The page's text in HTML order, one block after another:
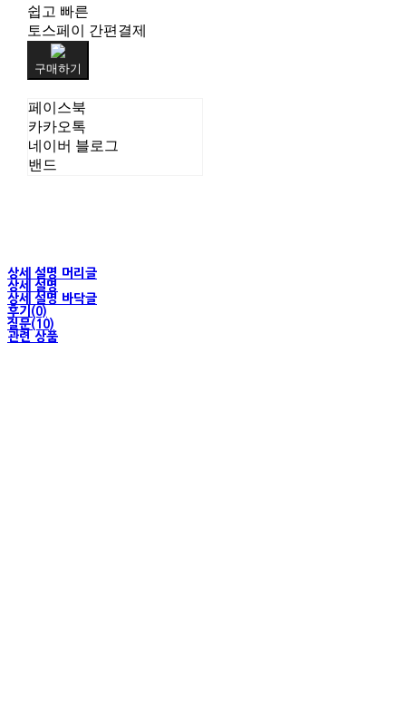
쉽고 빠른
토스페이 간편결제
구매하기
페이스북
카카오톡
네이버 블로그
밴드
상세 설명 머리글
상세 설명
상세 설명 바닥글
후기(0)
질문(10)
관련 상품